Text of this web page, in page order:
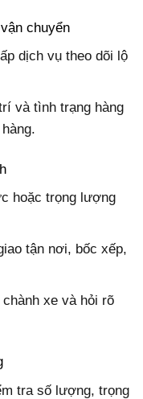
chuyển
dịch vụ theo dõi lộ
và tình trạng hàng
hoặc trọng lượng
tận nơi, bốc xếp,
xe và hỏi rõ
tra số lượng, trọng